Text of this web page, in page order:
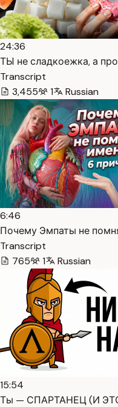
24:36
ТЫ не сладкоежка, а
Transcript
3,455
1 Russian
6:46
Почему Эмпаты не
Transcript
765
1 Russian
15:54
Ты — СПАРТАНЕЦ (И